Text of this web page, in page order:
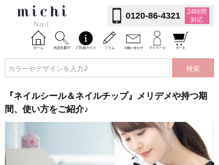
0120-86-4321
24時間
対応
検索
『ネイルシール＆ネイルチップ』メリデメや持つ期
間、使い方をご紹介♪